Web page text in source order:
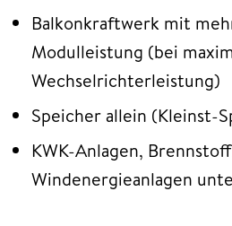
Balkonkraftwerk mit
Modulleistung (bei
Wechselrichterleistung)
Speicher allein (Kleinst-
KWK-Anlagen,
Windenergieanlagen